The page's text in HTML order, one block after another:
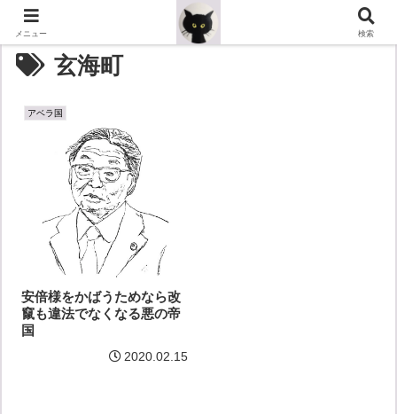
玄海町
アベラ国
安倍様をかばうためなら改
竄も違法でなくなる悪の帝
国
2020.02.15
メニュー 検索